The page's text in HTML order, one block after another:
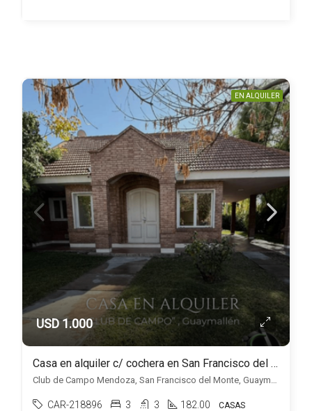
EN ALQUILER
USD 1.000
Casa en alquiler c/ cochera en San Francisco del Monte
Club de Campo Mendoza, San Francisco del Monte, Guaymallén
CAR-218896 3 3 182.00 CASAS